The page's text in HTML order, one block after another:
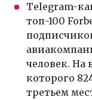
Telegram-
топ-100
человек. На
которого
третьем